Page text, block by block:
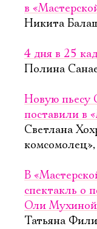
в
Никита
4 дня в 25
Полина
Новую пьесу
поставили в
Светлана
В
спектакль о
Оли Мухиной
Татьяна